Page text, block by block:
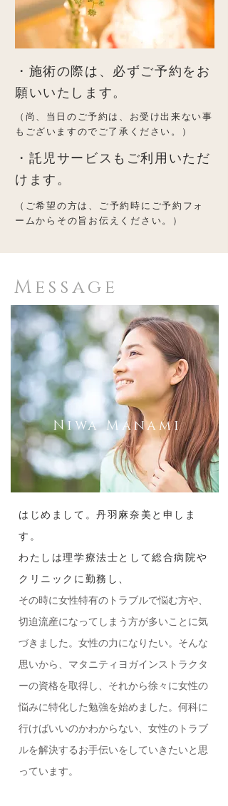
・施術の際は、必ずご予約をお
願いいたします。
（尚、当日のご予約は、お受け出来ない事
もございますのでご了承ください。）
・託児サービスもご利用いただ
けます。
（ご希望の方は、ご予約時にご予約フォ
ームからその旨お伝えください。）
Message
Niwa Manami
はじめまして。丹羽麻奈美と申しま
す。
​わたしは理学療法士として総合病院や
クリニックに勤務し、
その時に女性特有のトラブルで悩む方や、
切迫流産になってしまう方が多いことに気
づきました。女性の力になりたい。そんな
思いから、マタニティヨガインストラクタ
ーの資格を取得し、それから徐々に女性の
悩みに特化した勉強を始めました。何科に
行けばいいのかわからない、女性のトラブ
ルを解決するお手伝いをしていきたいと思
っています。